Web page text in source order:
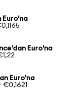
Euro'na
Euro'na
Euro'na
€0,1621